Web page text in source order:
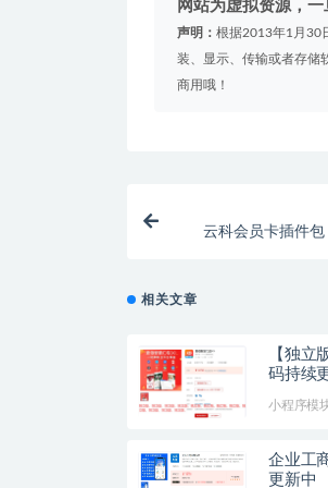
网站为虚拟资源，
声明： 根据2013年1月30
装、显示、传输或者存储
商用哦！
云科会员卡插件
相关文章
【独立
码持续
小程序模
企业工
更新中